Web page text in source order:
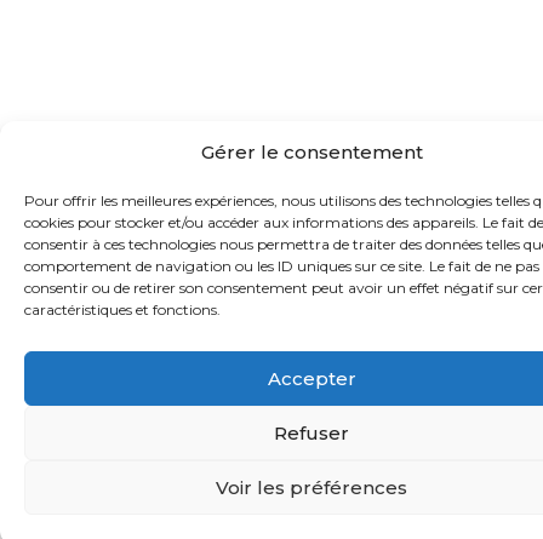
Gérer le consentement
Pour offrir les meilleures expériences, nous utilisons des technologies telles
cookies pour stocker et/ou accéder aux informations des appareils. Le fait de
consentir à ces technologies nous permettra de traiter des données telles
comportement de navigation ou les ID uniques sur ce site. Le fait de ne pas
consentir ou de retirer son consentement peut avoir un effet négatif sur
caractéristiques et fonctions.
Accepter
Refuser
Voir les préférences